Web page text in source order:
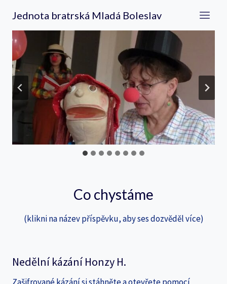
obsah
Jednota bratrská Mladá Boleslav
Co chystáme
(klikni na název příspěvku, aby ses dozvěděl více)
Nedělní kázání Honzy H.
Zašifrované kázání si stáhněte a otevřete pomocí